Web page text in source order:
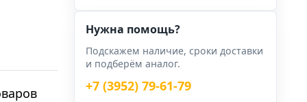
Нужна помощь?
Подскажем наличие, сроки доставки
и подберём аналог.
+7 (3952) 79-61-79